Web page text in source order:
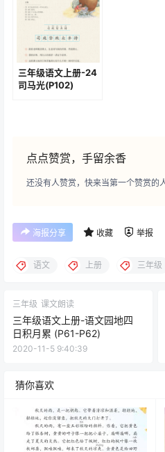
三年级语文上册-24
司马光(P102)
点点赞赏，手留余香
还没有人赞赏，快来当第一个赞赏的人
海报分享 收藏 举报
语文 上册 三年级
三年级 课文朗读
三年级语文上册-语文园地四
日积月累 (P61-P62)
2020-11-5 9:40:39
猜你喜欢